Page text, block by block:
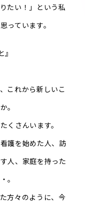
たい！」という私
っています。
これから新しいこ
。
くさんいます。
護を始めた人、訪
人、家庭を持った
。
方々のように、今